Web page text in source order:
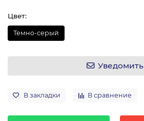
Цвет:
Темно-серый
Уведомить
В закладки В сравнение